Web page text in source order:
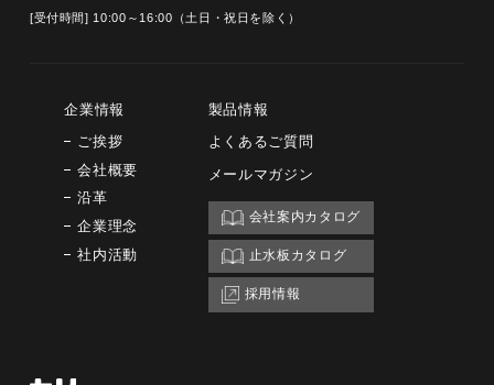
[受付時間] 10:00～16:00（土日・祝日を除く）
企業情報
ご挨拶
会社概要
沿革
企業理念
社内活動
製品情報
よくあるご質問
メールマガジン
会社案内カタログ
止水板カタログ
採用情報